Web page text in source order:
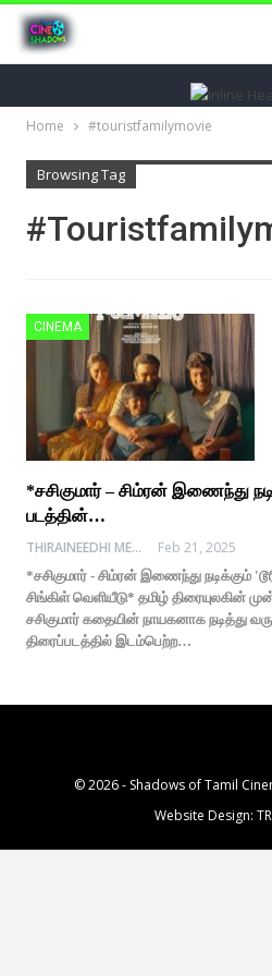
Home #touristfamilymovie
Browsing Tag
CINEMA
*சசிகுமார் – சிம்ரன் இணைந்து
படத்தின்…
THIRAINEEDHI MEDIA
Feb 21, 2025
*சசிகுமார் - சிம்ரன் இணைந்து நடிக்கும்
சிங்கிள் வெளியீடு* தமிழ் திரையுலகின்
சசிகுமார் கதையின் நாயகனாக நடித்து
திரைப்படத்தில் இடம்பெற்ற…
© 2026 - Shadows of Tamil
Website Design: